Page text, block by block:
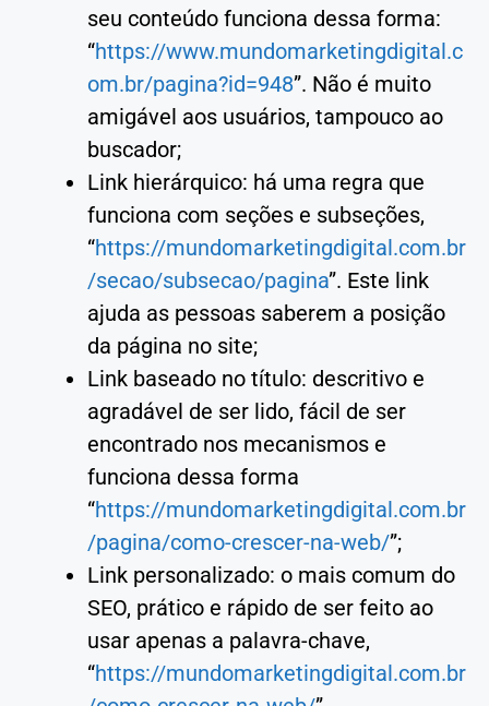
seu conteúdo funciona dessa forma:
“https://www.mundomarketingdigital.c
om.br/pagina?id=948”. Não é muito
amigável aos usuários, tampouco ao
buscador;
Link hierárquico: há uma regra que
funciona com seções e subseções,
“https://mundomarketingdigital.com.br
/secao/subsecao/pagina”. Este link
ajuda as pessoas saberem a posição
da página no site;
Link baseado no título: descritivo e
agradável de ser lido, fácil de ser
encontrado nos mecanismos e
funciona dessa forma
“https://mundomarketingdigital.com.br
/pagina/como-crescer-na-web/”;
Link personalizado: o mais comum do
SEO, prático e rápido de ser feito ao
usar apenas a palavra-chave,
“https://mundomarketingdigital.com.br